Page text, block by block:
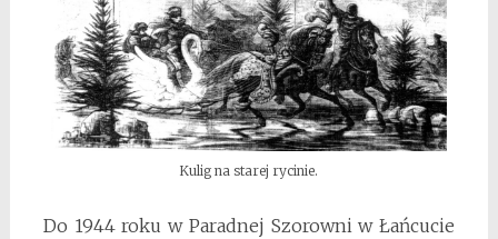
Kulig na starej rycinie.
Do 1944 roku w Paradnej Szorowni w Łańcucie